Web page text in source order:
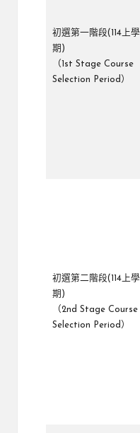
初選第一階段(114上學
期)
（1st Stage Course
Selection Period）
初選第二階段(114上學
期)
（2nd Stage Course
Selection Period）